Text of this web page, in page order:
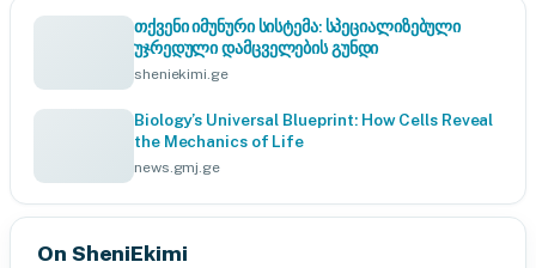
თქვენი იმუნური სისტემა: სპეციალიზებული
უჯრედული დამცველების გუნდი
sheniekimi.ge
Biology’s Universal Blueprint: How Cells Reveal
the Mechanics of Life
news.gmj.ge
On SheniEkimi